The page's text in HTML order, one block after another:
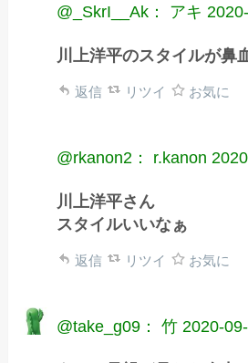
@_SkrI__Ak： アキ
川上洋平のスタイルが鼻
返信 リツイ お気に
@rkanon2： r.kanon
川上洋平さん
スタイルいいなぁ
返信 リツイ お気に
@take_g09： 竹 2020-